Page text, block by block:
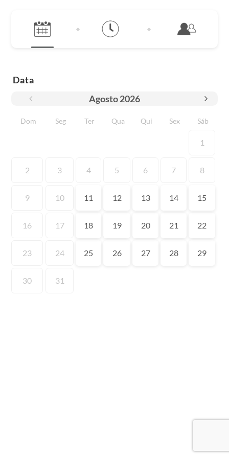
Data
Agosto2026
Dom Seg Ter Qua Qui Sex Sáb
1
2 3 4 5 6 7 8
9 10 11 12 13 14 15
16 17 18 19 20 21 22
23 24 25 26 27 28 29
30 31